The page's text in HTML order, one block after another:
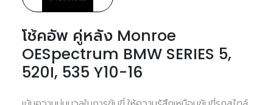
โช้คอัพ คู่หลัง Monroe
OESpectrum BMW SERIES 5,
520I, 535 Y10-16